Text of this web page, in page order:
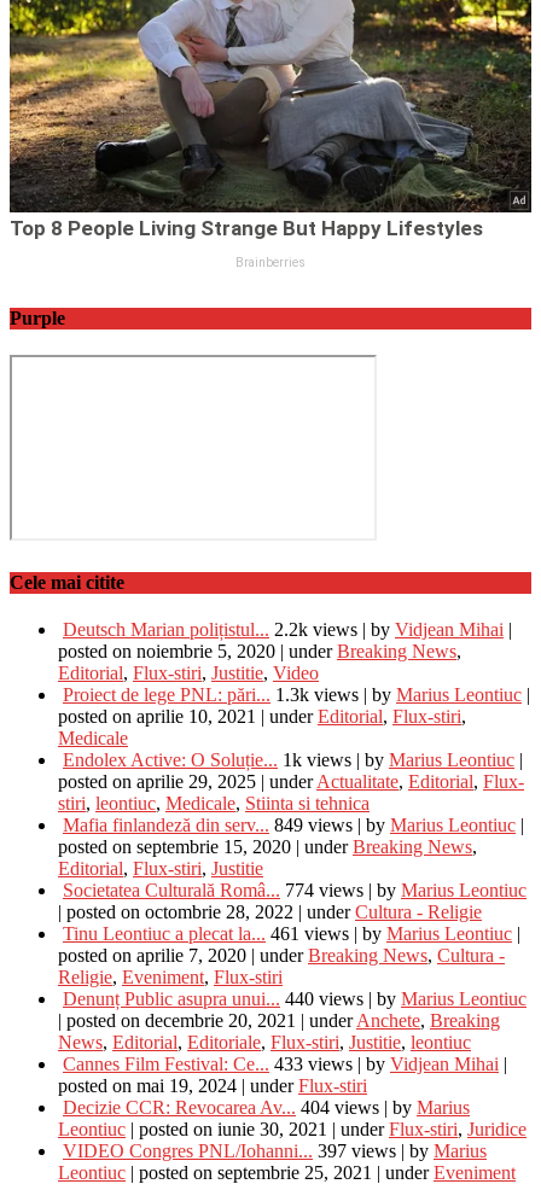
Purple
Cele mai citite
Deutsch Marian polițistul... 2.2k views | by Vidjean Mihai |
posted on noiembrie 5, 2020 | underBreaking News,
Editorial, Flux-stiri, Justitie, Video
Proiect de lege PNL: pări... 1.3k views | by Marius Leontiuc |
posted on aprilie 10, 2021 | underEditorial, Flux-stiri,
Medicale
Endolex Active: O Soluție... 1k views | by Marius Leontiuc |
posted on aprilie 29, 2025 | underActualitate, Editorial, Flux-
stiri, leontiuc, Medicale, Stiinta si tehnica
Mafia finlandeză din serv... 849 views | by Marius Leontiuc |
posted on septembrie 15, 2020 | underBreaking News,
Editorial, Flux-stiri, Justitie
Societatea Culturală Româ... 774 views | by Marius Leontiuc
| posted on octombrie 28, 2022 | underCultura - Religie
Tinu Leontiuc a plecat la... 461 views | by Marius Leontiuc |
posted on aprilie 7, 2020 | underBreaking News, Cultura -
Religie, Eveniment, Flux-stiri
Denunț Public asupra unui... 440 views | by Marius Leontiuc
| posted on decembrie 20, 2021 | underAnchete, Breaking
News, Editorial, Editoriale, Flux-stiri, Justitie, leontiuc
Cannes Film Festival: Ce... 433 views | by Vidjean Mihai |
posted on mai 19, 2024 | underFlux-stiri
Decizie CCR: Revocarea Av... 404 views | by Marius
Leontiuc | posted on iunie 30, 2021 | underFlux-stiri, Juridice
VIDEO Congres PNL/Iohanni... 397 views | by Marius
Leontiuc | posted on septembrie 25, 2021 | underEveniment